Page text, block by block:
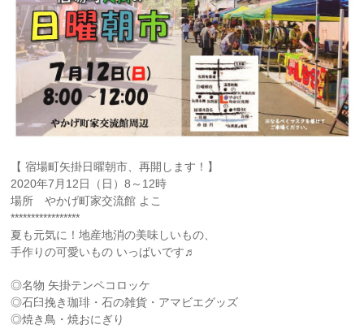
【 宿場町矢掛日曜朝市、再開します！】
2020年7月12日（日）8～12時
場所 やかげ町家交流館 よこ
*****************
夏も元気に！地産地消の美味しいもの、
手作りの可愛いもの いっぱいです♬
◎名物 矢掛テンペコロッケ
◎石臼挽き珈琲・石の雑貨・アマビエグッズ
◎焼き鳥・焼おにぎり